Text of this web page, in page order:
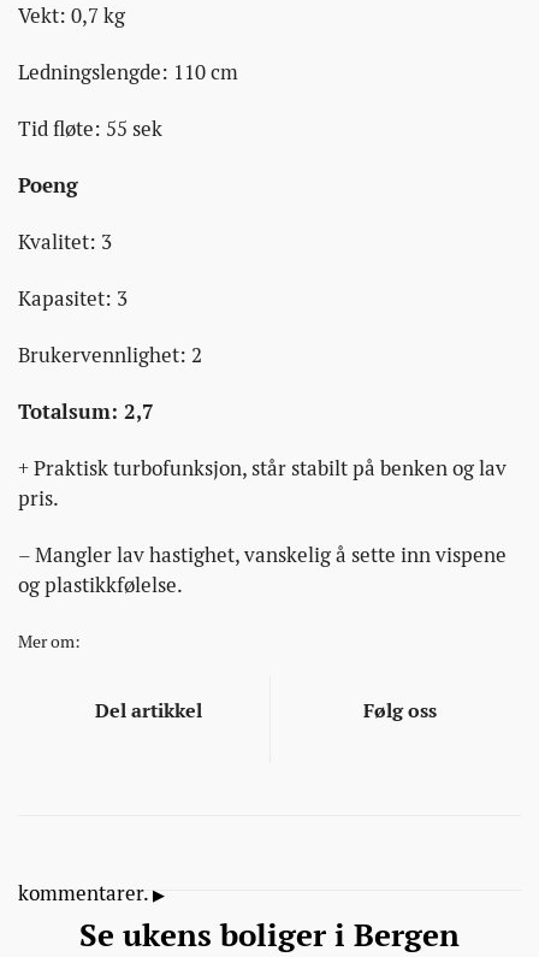
Vekt: 0,7 kg
Ledningslengde: 110 cm
Tid fløte: 55 sek
Poeng
Kvalitet: 3
Kapasitet: 3
Brukervennlighet: 2
Totalsum: 2,7
+ Praktisk turbofunksjon, står stabilt på benken og lav
pris.
– Mangler lav hastighet, vanskelig å sette inn vispene
og plastikkfølelse.
Mer om:
Del artikkel Følg oss
kommentarer.
Se ukens boliger i Bergen